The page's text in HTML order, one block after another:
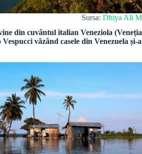
Sursa: Dhiya Ali M
din cuvântul italian Veneziola (Veneția
văzând casele din Venezuela și-a